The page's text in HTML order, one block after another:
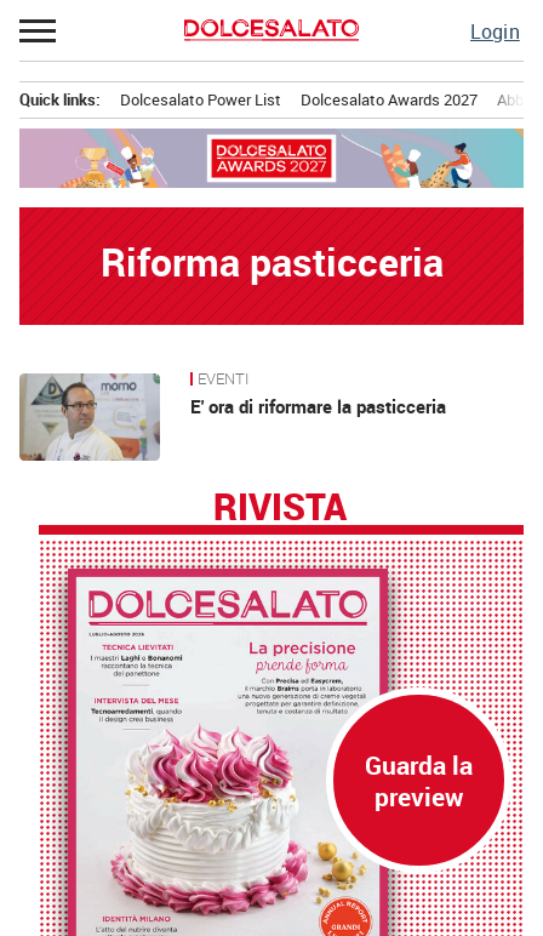
Passa
al
Login
principale
Quick links: Dolcesalato Power List Dolcesalato Awards 2027
Riforma pasticceria
News EVENTI
E' ora di riformare la pasticceria
RIVISTA